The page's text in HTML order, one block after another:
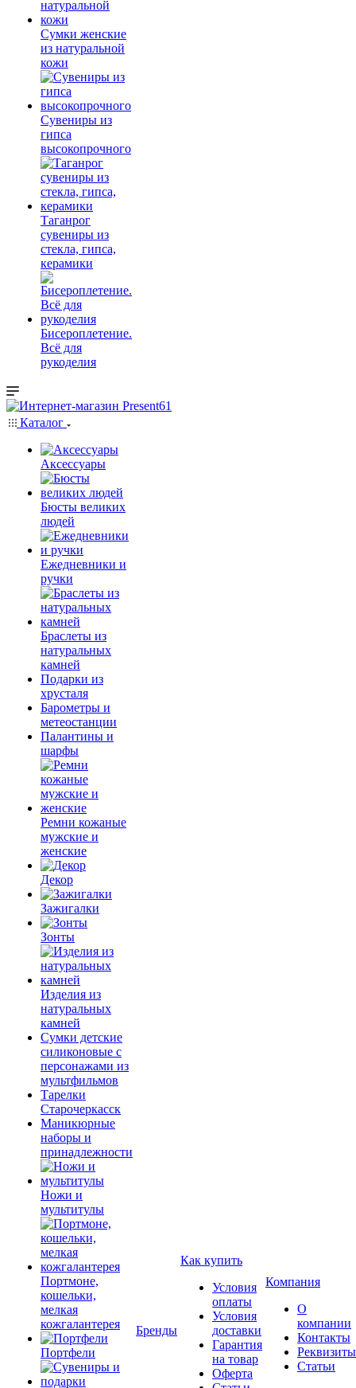
Сумки женские
из натуральной
кожи
Сувениры из
гипса
высокопрочного
Таганрог
сувениры из
стекла, гипса,
керамики
Бисероплетение.
Всё для
рукоделия
Каталог
Аксессуары
Бюсты великих
людей
Ежедневники и
ручки
Браслеты из
натуральных
камней
Подарки из
хрусталя
Барометры и
метеостанции
Палантины и
шарфы
Ремни кожаные
мужские и
женские
Декор
Зажигалки
Зонты
Изделия из
натуральных
камней
Сумки детские
силиконовые с
персонажами из
мультфильмов
Тарелки
Старочеркасск
Маникюрные
наборы и
принадлежности
Ножи и
мультитулы
Портмоне,
кошельки,
мелкая
кожгалантерея
Портфели
Бренды
Как купить
Условия
оплаты
Условия
доставки
Гарантия
на товар
Оферта
Компания
О
компании
Контакты
Реквизиты
Статьи